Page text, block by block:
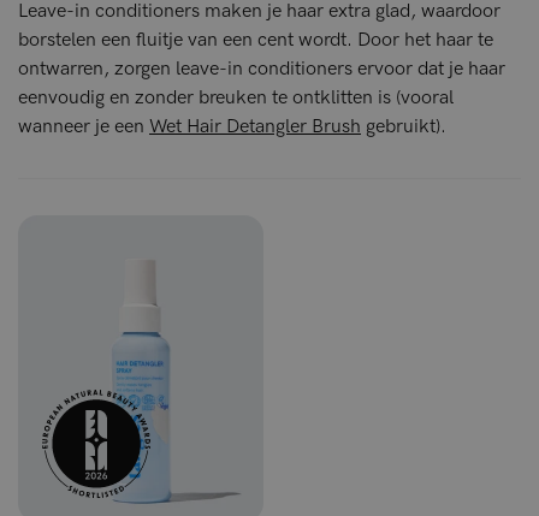
Leave-in conditioners maken je haar extra glad, waardoor
borstelen een fluitje van een cent wordt. Door het haar te
ontwarren, zorgen leave-in conditioners ervoor dat je haar
eenvoudig en zonder breuken te ontklitten is (vooral
wanneer je een Wet Hair Detangler Brush gebruikt).